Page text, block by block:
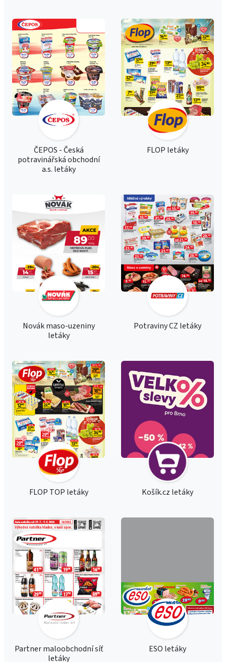
ČEPOS - Česká
potravinářská obchodní
a.s. letáky
FLOP letáky
Novák maso-uzeniny
letáky
Potraviny CZ letáky
FLOP TOP letáky Košík.cz letáky
Partner maloobchodní síť
letáky
ESO letáky